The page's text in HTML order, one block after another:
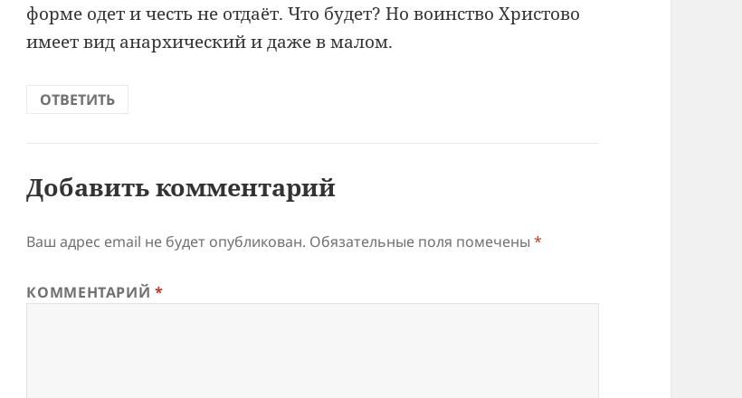
форме одет и честь не отдаёт. Что будет? Но воинство Христово
имеет вид анархический и даже в малом.
ОТВЕТИТЬ
Добавить комментарий
Ваш адрес email не будет опубликован. Обязательные поля помечены*
КОММЕНТАРИЙ*